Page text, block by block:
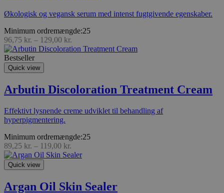
Økologisk og vegansk serum med intenst fugtgivende egenskaber.
Minimum ordremængde:25
96,75 kr. – 129,00 kr.
Bestseller
Quick view
Arbutin Discoloration Treatment Cream
Effektivt lysnende creme udviklet til behandling af
hyperpigmentering.
Minimum ordremængde:25
89,25 kr. – 119,00 kr.
Quick view
Argan Oil Skin Sealer